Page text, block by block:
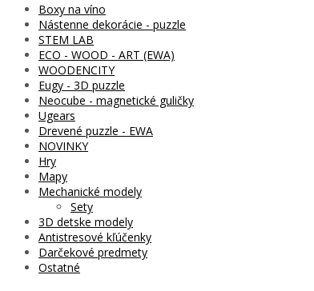
Boxy na víno
Nástenne dekorácie - puzzle
STEM LAB
ECO - WOOD - ART (EWA)
WOODENCITY
Eugy - 3D puzzle
Neocube - magnetické guličky
Ugears
Drevené puzzle - EWA
NOVINKY
Hry
Mapy
Mechanické modely
Sety
3D detske modely
Antistresové kľúčenky
Darčekové predmety
Ostatné